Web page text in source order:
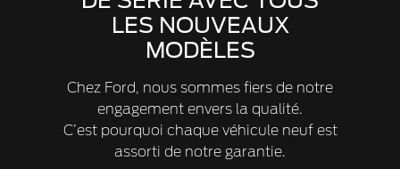
LES NOUVEAUX
MODÈLES
Chez Ford, nous sommes fiers de notre
engagement envers la qualité.
C’est pourquoi chaque véhicule neuf est
assorti de notre garantie.